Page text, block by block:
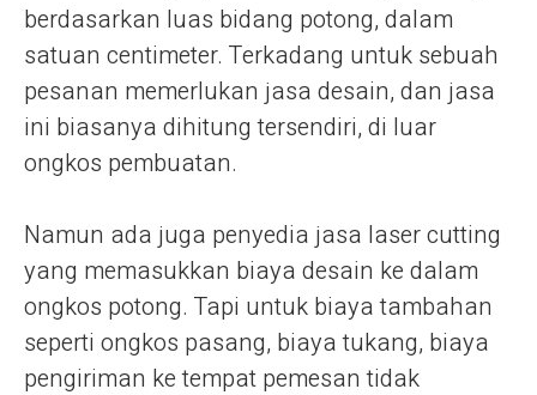
berdasarkan luas bidang potong, dalam
satuan centimeter. Terkadang untuk sebuah
pesanan memerlukan jasa desain, dan jasa
ini biasanya dihitung tersendiri, di luar
ongkos pembuatan.
Namun ada juga penyedia jasa laser cutting
yang memasukkan biaya desain ke dalam
ongkos potong. Tapi untuk biaya tambahan
seperti ongkos pasang, biaya tukang, biaya
pengiriman ke tempat pemesan tidak